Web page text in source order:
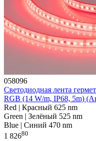
058096
Светодиодная лента
RGB (14 W/m, IP68, 5m)
Red | Красный 625 nm
Green | Зелёный 525 nm
Blue | Синий 470 nm
1 82680